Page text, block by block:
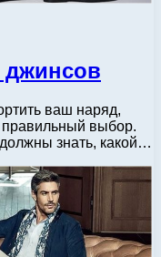
ваш наряд,
правильный выбор.
знать, какой…